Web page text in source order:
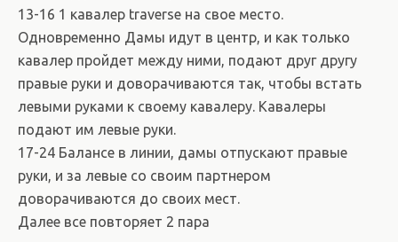
13-16 1 кавалер traverse на свое место.
Одновременно Дамы идут в центр, и как только
кавалер пройдет между ними, подают друг другу
правые руки и доворачиваются так, чтобы встать
левыми руками к своему кавалеру. Кавалеры
подают им левые руки.
17-24 Балансе в линии, дамы отпускают правые
руки, и за левые со своим партнером
доворачиваются до своих мест.
Далее все повторяет 2 пара